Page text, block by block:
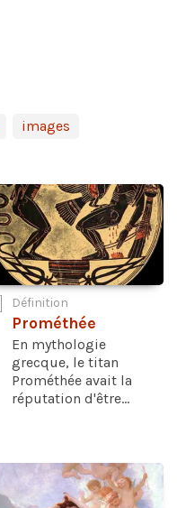
images
Définition
Prométhée
En mythologie
grecque, le titan
Prométhée avait la
réputation d'être...